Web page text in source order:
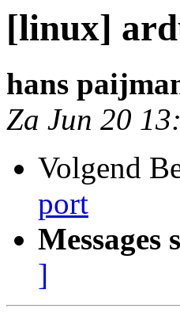
[linux]
hans
Za Jun 20
Volgend
port
Messages
]